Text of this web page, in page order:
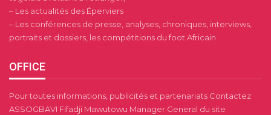
– Les actualités des Éperviers
– Les conférences de presse, analyses, chroniques, interviews,
portraits et dossiers, les compétitions du foot Africain.
OFFICE
Pour toutes informations, publicités et partenariats Contactez
ASSOGBAVI Fifadji Mawutowu Manager General du site